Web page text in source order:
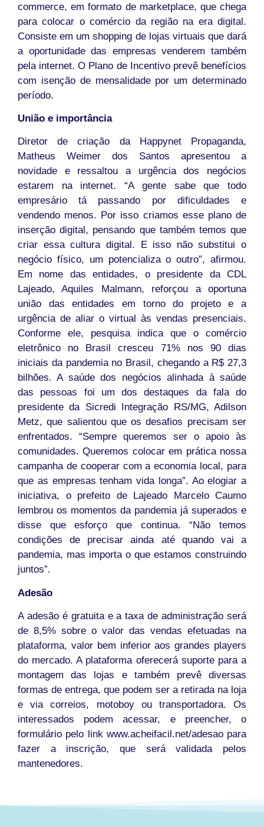
commerce, em formato de marketplace, que chega
para colocar o comércio da região na era digital.
Consiste em um shopping de lojas virtuais que dará
a oportunidade das empresas venderem também
pela internet. O Plano de Incentivo prevê benefícios
com isenção de mensalidade por um determinado
período.
União e importância
Diretor de criação da Happynet Propaganda,
Matheus Weimer dos Santos apresentou a
novidade e ressaltou a urgência dos negócios
estarem na internet. “A gente sabe que todo
empresário tá passando por dificuldades e
vendendo menos. Por isso criamos esse plano de
inserção digital, pensando que também temos que
criar essa cultura digital. E isso não substitui o
negócio físico, um potencializa o outro”, afirmou.
Em nome das entidades, o presidente da CDL
Lajeado, Aquiles Malmann, reforçou a oportuna
união das entidades em torno do projeto e a
urgência de aliar o virtual às vendas presenciais.
Conforme ele, pesquisa indica que o comércio
eletrônico no Brasil cresceu 71% nos 90 dias
iniciais da pandemia no Brasil, chegando a R$ 27,3
bilhões. A saúde dos negócios alinhada à saúde
das pessoas foi um dos destaques da fala do
presidente da Sicredi Integração RS/MG, Adilson
Metz, que salientou que os desafios precisam ser
enfrentados. “Sempre queremos ser o apoio às
comunidades. Queremos colocar em prática nossa
campanha de cooperar com a economia local, para
que as empresas tenham vida longa”. Ao elogiar a
iniciativa, o prefeito de Lajeado Marcelo Caumo
lembrou os momentos da pandemia já superados e
disse que esforço que continua. “Não temos
condições de precisar ainda até quando vai a
pandemia, mas importa o que estamos construindo
juntos”.
Adesão
A adesão é gratuita e a taxa de administração será
de 8,5% sobre o valor das vendas efetuadas na
plataforma, valor bem inferior aos grandes players
do mercado. A plataforma oferecerá suporte para a
montagem das lojas e também prevê diversas
formas de entrega, que podem ser a retirada na loja
e via correios, motoboy ou transportadora. Os
interessados podem acessar, e preencher, o
formulário pelo link www.acheifacil.net/adesao para
fazer a inscrição, que será validada pelos
mantenedores.